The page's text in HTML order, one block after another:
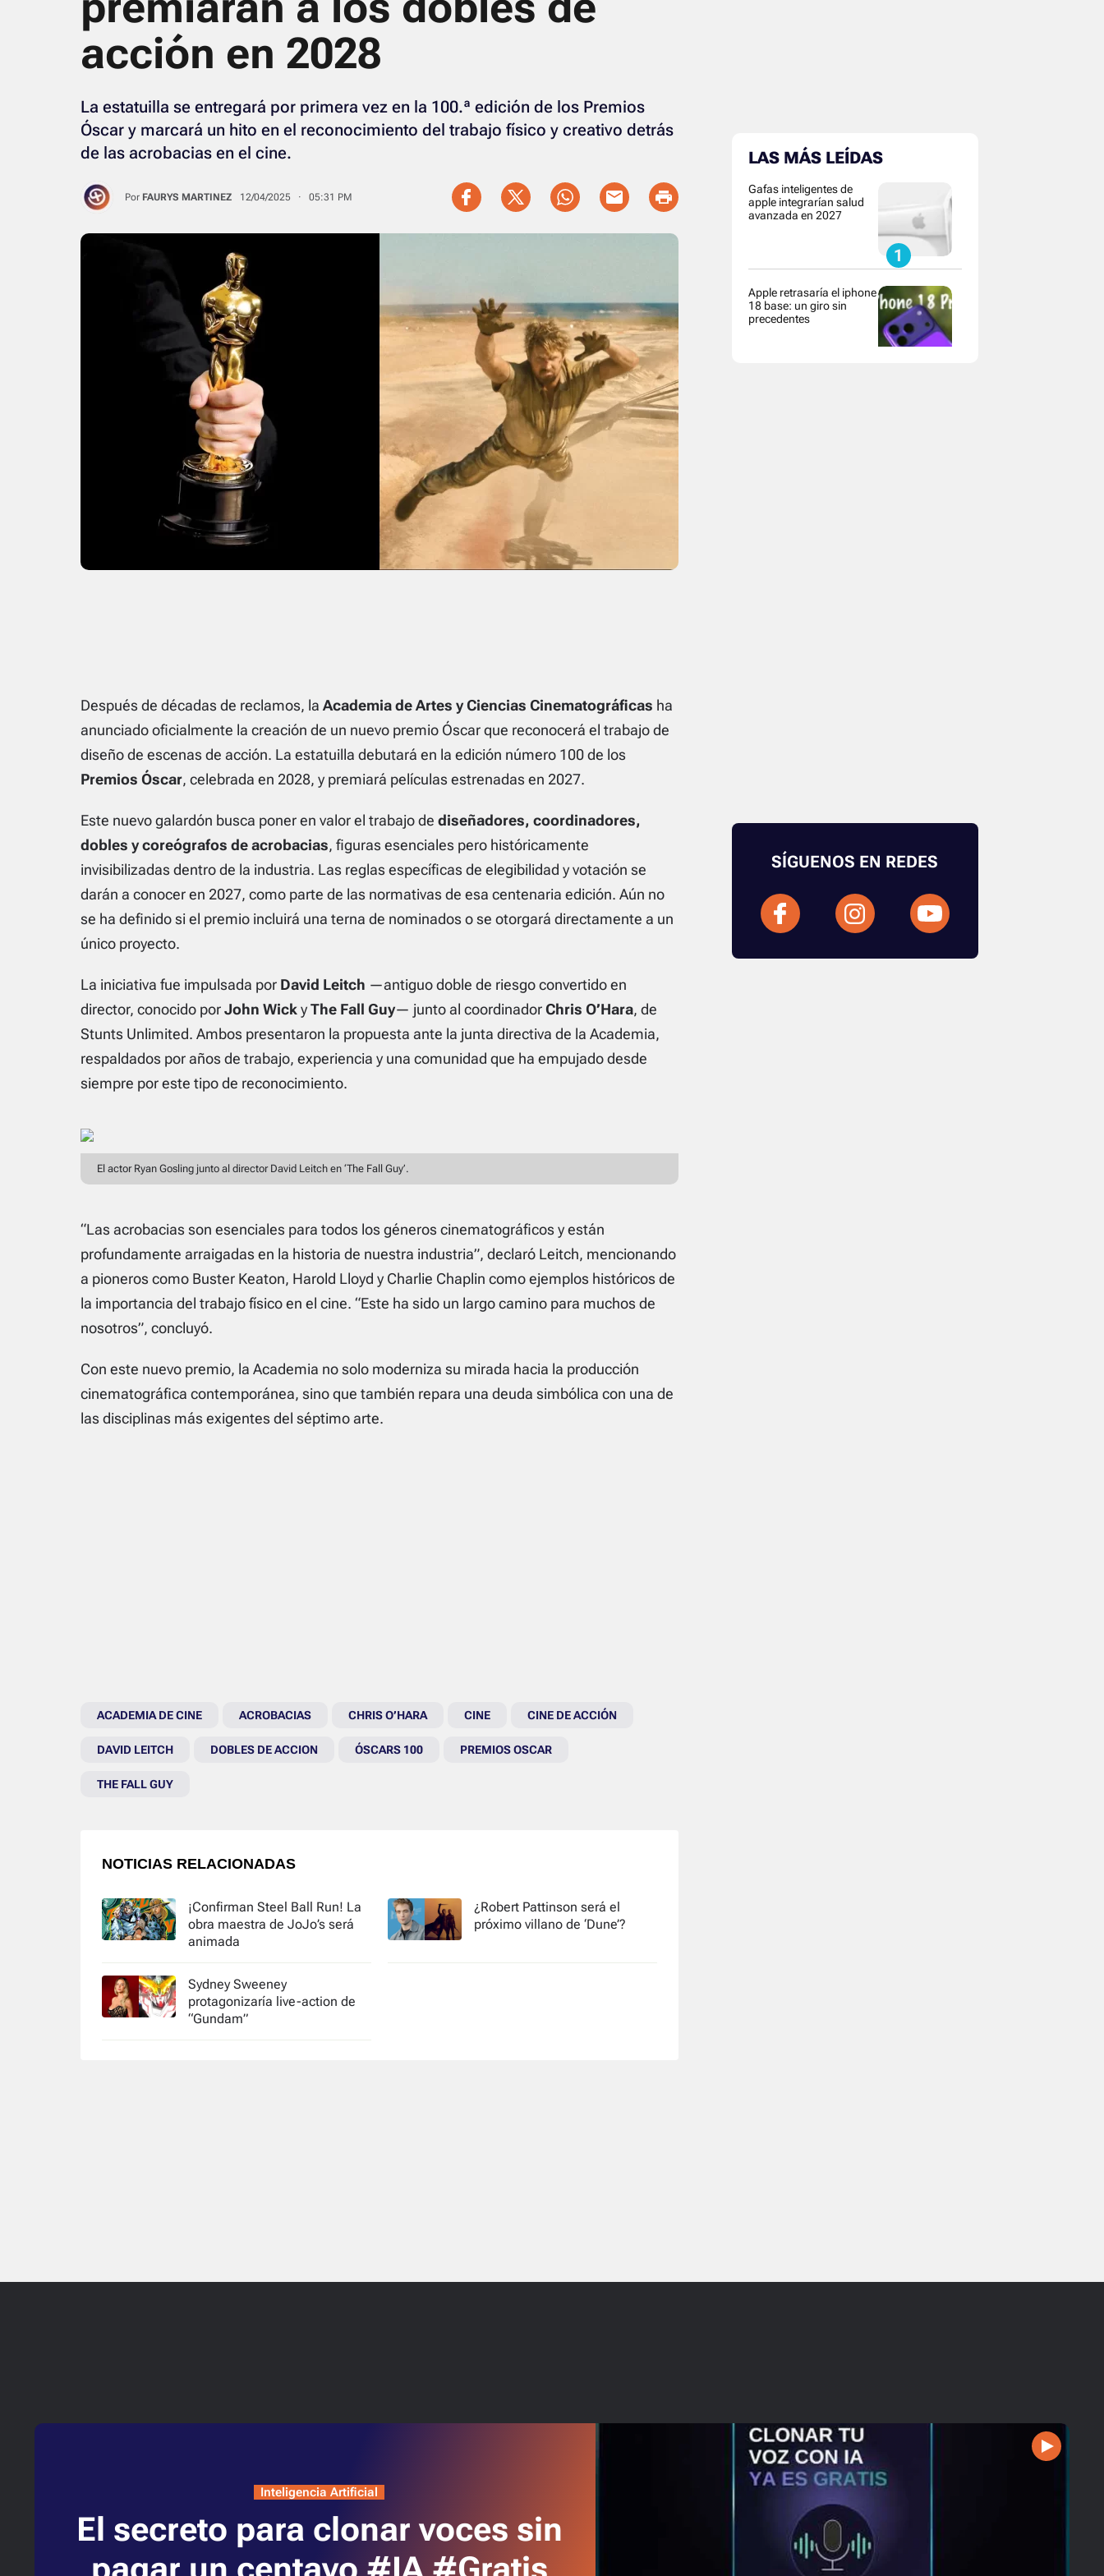
acción en 2028
La estatuilla se entregará por primera vez en la 100.ª edición de los Premios
Óscar y marcará un hito en el reconocimiento del trabajo físico y creativo detrás
de las acrobacias en el cine.
Por FAURYS MARTINEZ 12/04/2025 · 05:31 PM
Después de décadas de reclamos, la Academia de Artes y Ciencias Cinematográficas ha
anunciado oficialmente la creación de un nuevo premio Óscar que reconocerá el trabajo de
diseño de escenas de acción. La estatuilla debutará en la edición número 100 de los
Premios Óscar, celebrada en 2028, y premiará películas estrenadas en 2027.
Este nuevo galardón busca poner en valor el trabajo de diseñadores, coordinadores,
dobles y coreógrafos de acrobacias, figuras esenciales pero históricamente
invisibilizadas dentro de la industria. Las reglas específicas de elegibilidad y votación se
darán a conocer en 2027, como parte de las normativas de esa centenaria edición. Aún no
se ha definido si el premio incluirá una terna de nominados o se otorgará directamente a un
único proyecto.
La iniciativa fue impulsada por David Leitch —antiguo doble de riesgo convertido en
director, conocido porJohn WickyThe Fall Guy— junto al coordinadorChris O’Hara, de
Stunts Unlimited. Ambos presentaron la propuesta ante la junta directiva de la Academia,
respaldados por años de trabajo, experiencia y una comunidad que ha empujado desde
siempre por este tipo de reconocimiento.
El actor Ryan Gosling junto al director David Leitch en ‘The Fall Guy’.
“Las acrobacias son esenciales para todos los géneros cinematográficos y están
profundamente arraigadas en la historia de nuestra industria”, declaró Leitch, mencionando
a pioneros como Buster Keaton, Harold Lloyd y Charlie Chaplin como ejemplos históricos de
la importancia del trabajo físico en el cine. “Este ha sido un largo camino para muchos de
nosotros”, concluyó.
Con este nuevo premio, la Academia no solo moderniza su mirada hacia la producción
cinematográfica contemporánea, sino que también repara una deuda simbólica con una de
las disciplinas más exigentes del séptimo arte.
ACADEMIA DE CINE ACROBACIAS CHRIS O’HARA CINE CINE DE ACCIÓN
DAVID LEITCH DOBLES DE ACCION ÓSCARS 100 PREMIOS OSCAR
THE FALL GUY
NOTICIAS RELACIONADAS
¡Confirman Steel Ball Run! La
obra maestra de JoJo’s será
animada
¿Robert Pattinson será el
próximo villano de ‘Dune’?
Sydney Sweeney
protagonizaría live-action de
“Gundam”
LAS MÁS LEÍDAS
Gafas inteligentes de
apple integrarían salud
avanzada en 2027
Apple retrasaría el iphone
18 base: un giro sin
precedentes
SÍGUENOS EN REDES